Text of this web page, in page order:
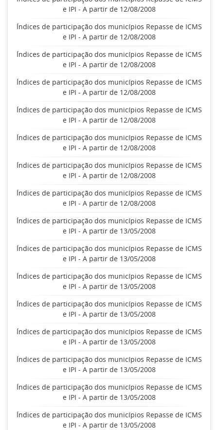
e IPI - A partir de 12/08/2008
Índices de participação dos municípios Repasse de ICMS
e IPI - A partir de 12/08/2008
Índices de participação dos municípios Repasse de ICMS
e IPI - A partir de 12/08/2008
Índices de participação dos municípios Repasse de ICMS
e IPI - A partir de 12/08/2008
Índices de participação dos municípios Repasse de ICMS
e IPI - A partir de 12/08/2008
Índices de participação dos municípios Repasse de ICMS
e IPI - A partir de 12/08/2008
Índices de participação dos municípios Repasse de ICMS
e IPI - A partir de 12/08/2008
Índices de participação dos municípios Repasse de ICMS
e IPI - A partir de 12/08/2008
Índices de participação dos municípios Repasse de ICMS
e IPI - A partir de 13/05/2008
Índices de participação dos municípios Repasse de ICMS
e IPI - A partir de 13/05/2008
Índices de participação dos municípios Repasse de ICMS
e IPI - A partir de 13/05/2008
Índices de participação dos municípios Repasse de ICMS
e IPI - A partir de 13/05/2008
Índices de participação dos municípios Repasse de ICMS
e IPI - A partir de 13/05/2008
Índices de participação dos municípios Repasse de ICMS
e IPI - A partir de 13/05/2008
Índices de participação dos municípios Repasse de ICMS
e IPI - A partir de 13/05/2008
Índices de participação dos municípios Repasse de ICMS
e IPI - A partir de 13/05/2008